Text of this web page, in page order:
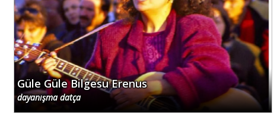
Güle Güle Bilgesu Erenus
dayanışma datça